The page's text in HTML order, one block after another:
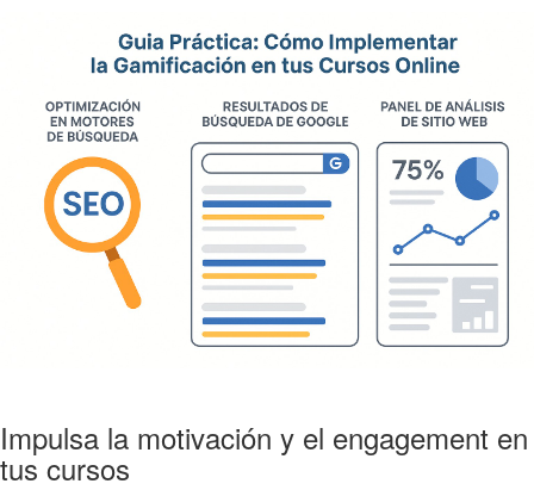
Impulsa la motivación y el engagement en
tus cursos